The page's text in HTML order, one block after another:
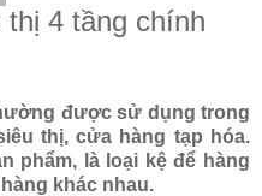
thị 4 tầng chính
được sử dụng trong
thị, cửa hàng tạp hóa.
phẩm, là loại kệ để hàng
khác nhau.